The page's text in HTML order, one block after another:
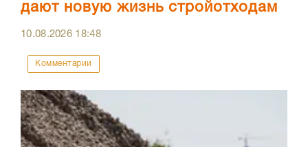
дают новую жизнь стройотходам
10.08.2026 18:48
Комментарии